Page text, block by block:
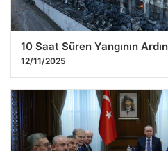
10 Saat Süren Yangının
12/11/2025